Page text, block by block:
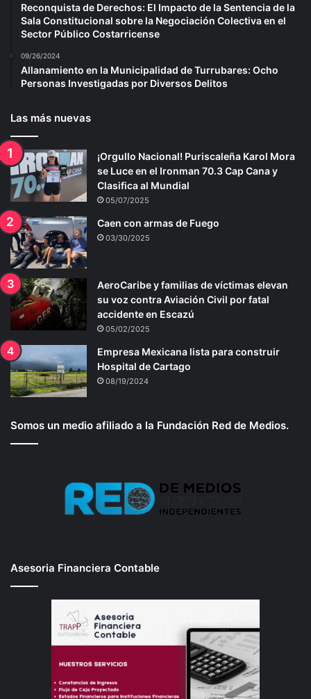
Reconquista de Derechos: El Impacto de la Sentencia de la
Sala Constitucional sobre la Negociación Colectiva en el
Sector Público Costarricense
09/26/2024
Allanamiento en la Municipalidad de Turrubares: Ocho
Personas Investigadas por Diversos Delitos
Las más nuevas
¡Orgullo Nacional! Puriscaleña Karol Mora
se Luce en el Ironman 70.3 Cap Cana y
Clasifica al Mundial
05/07/2025
Caen con armas de Fuego
03/30/2025
AeroCaribe y familias de víctimas elevan
su voz contra Aviación Civil por fatal
accidente en Escazú
05/02/2025
Empresa Mexicana lista para construir
Hospital de Cartago
08/19/2024
Somos un medio afiliado a la Fundación Red de Medios.
Asesoria Financiera Contable